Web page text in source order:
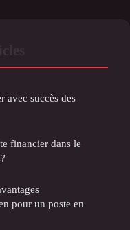
avec succès des
financier dans le
pour un poste en